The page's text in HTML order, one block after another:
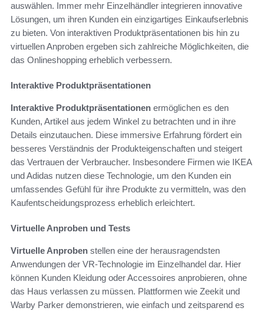
auswählen. Immer mehr Einzelhändler integrieren innovative
Lösungen, um ihren Kunden ein einzigartiges Einkaufserlebnis
zu bieten. Von interaktiven Produktpräsentationen bis hin zu
virtuellen Anproben ergeben sich zahlreiche Möglichkeiten, die
das Onlineshopping erheblich verbessern.
Interaktive Produktpräsentationen
Interaktive Produktpräsentationen ermöglichen es den
Kunden, Artikel aus jedem Winkel zu betrachten und in ihre
Details einzutauchen. Diese immersive Erfahrung fördert ein
besseres Verständnis der Produkteigenschaften und steigert
das Vertrauen der Verbraucher. Insbesondere Firmen wie IKEA
und Adidas nutzen diese Technologie, um den Kunden ein
umfassendes Gefühl für ihre Produkte zu vermitteln, was den
Kaufentscheidungsprozess erheblich erleichtert.
Virtuelle Anproben und Tests
Virtuelle Anproben stellen eine der herausragendsten
Anwendungen der VR-Technologie im Einzelhandel dar. Hier
können Kunden Kleidung oder Accessoires anprobieren, ohne
das Haus verlassen zu müssen. Plattformen wie Zeekit und
Warby Parker demonstrieren, wie einfach und zeitsparend es